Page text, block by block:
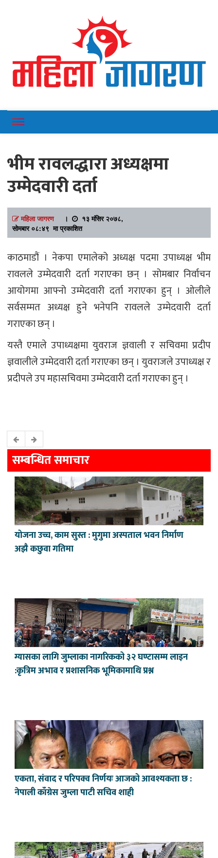
Mahilajagaran
भीम रावलद्धारा अध्यक्षमा
उम्मेदवारी दर्ता
महिला जागरण।
१३ मंसिर २०७८,
सोमबार ०८:४९ मा प्रकाशित
काठमाडौं । नेकपा एमालेको अध्यक्ष पदमा उपाध्यक्ष भीम
रावलले उम्मेदवारी दर्ता गराएका छन् । सोमबार निर्वाचन
आयोगमा आफ्नो उम्मेदवारी दर्ता गराएका हुन् । ओलीले
सर्वसम्मत अध्यक्ष हुने भनेपनि रावलले उम्मेदवारी दर्ता
गराएका छन् ।
यस्तै एमाले उपाध्यक्षमा युवराज ज्ञवाली र सचिवमा प्रदीप
ज्ञवालीले उम्मेदवारी दर्ता गराएका छन् । युवराजले उपाध्यक्ष र
प्रदीपले उप महासचिवमा उम्मेदवारी दर्ता गराएका हुन् ।
सम्बन्धित समाचार
योजना उच्च, काम सुस्त : मुगुमा अस्पताल भवन निर्माण
अझै कछुवा गतिमा
ग्यासका लागि जुम्लाका नागरिकको ३२ घण्टासम्म लाइन
:कृत्रिम अभाव र प्रशासनिक भूमिकामाथि प्रश्न
एकता, संवाद र परिपक्व निर्णयः आजको आवश्यकता छ :
नेपाली काँग्रेस जुम्ला पाटी सचिव शाही